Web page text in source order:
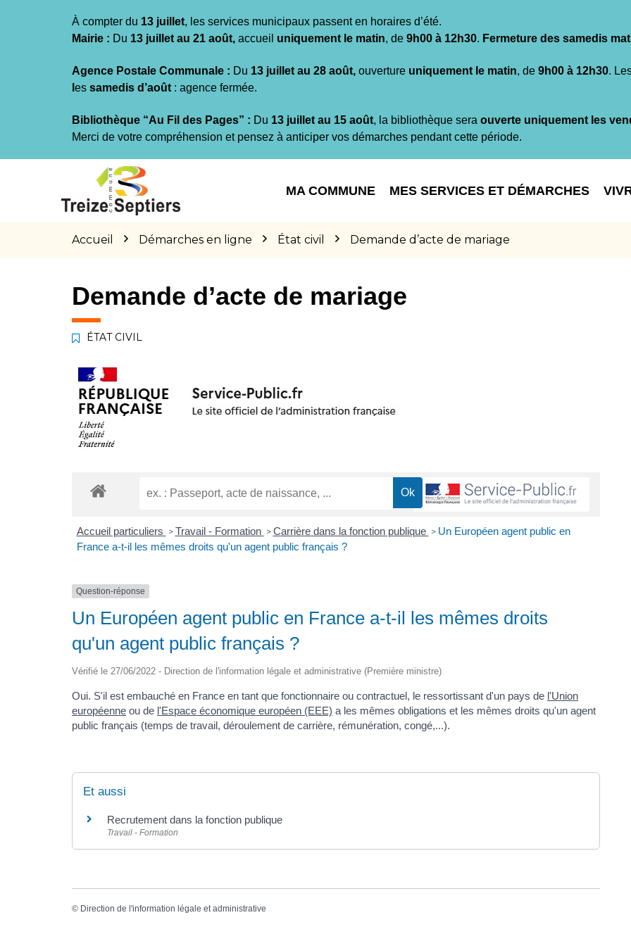
À compter du 13 juillet, les services municipaux passent en horaires d’été.
Mairie : Du 13 juillet au 21 août, accueil uniquement le matin, de 9h00 à 12h30. Fermeture des samedis
Agence Postale Communale : Du 13 juillet au 28 août, ouverture uniquement le matin, de 9h00 à 12h30.
es samedis d’août : agence fermée.
Bibliothèque “Au Fil des Pages” : Du 13 juillet au 15 août, la bibliothèque sera ouverte uniquement les
Merci de votre compréhension et pensez à anticiper vos démarches pendant cette période.
MA COMMUNE MES SERVICES ET DÉMARCHES
Accueil Démarches en ligne État civil Demande d’acte de mariage
Demande d’acte de mariage
ÉTAT CIVIL
Accueil particuliers > Travail - Formation > Carrière dans la fonction publique > Un Européen agent public en
France a-t-il les mêmes droits qu'un agent public français ?
Question-réponse
Un Européen agent public en France a-t-il les mêmes droits
qu'un agent public français ?
Vérifié le 27/06/2022 - Direction de l'information légale et administrative (Première ministre)
Oui. S'il est embauché en France en tant que fonctionnaire ou contractuel, le ressortissant d'un pays de l'Union
européenne ou de l'Espace économique européen (EEE) a les mêmes obligations et les mêmes droits qu'un agent
public français (temps de travail, déroulement de carrière, rémunération, congé,...).
Et aussi
Recrutement dans la fonction publique
Travail - Formation
© Direction de l'information légale et administrative